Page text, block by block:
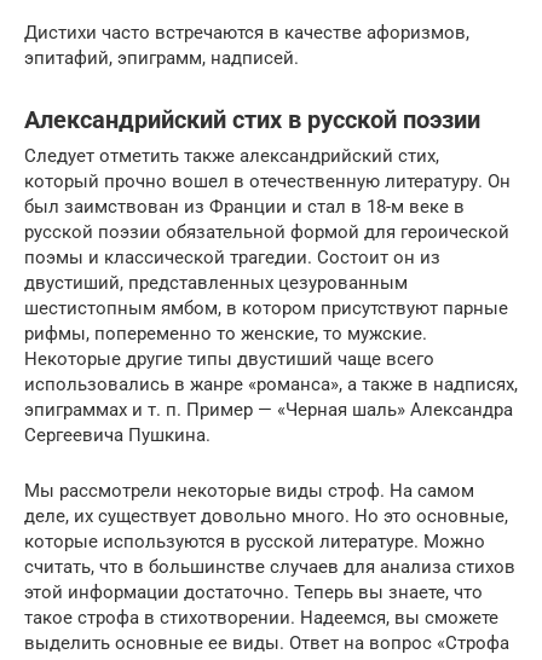
Дистихи часто встречаются в качестве афоризмов,
эпитафий, эпиграмм, надписей.
Александрийский стих в русской поэзии
Следует отметить также александрийский стих,
который прочно вошел в отечественную литературу. Он
был заимствован из Франции и стал в 18-м веке в
русской поэзии обязательной формой для героической
поэмы и классической трагедии. Состоит он из
двустиший, представленных цезурованным
шестистопным ямбом, в котором присутствуют парные
рифмы, попеременно то женские, то мужские.
Некоторые другие типы двустиший чаще всего
использовались в жанре «романса», а также в надписях,
эпиграммах и т. п. Пример — «Черная шаль» Александра
Сергеевича Пушкина.
Мы рассмотрели некоторые виды строф. На самом
деле, их существует довольно много. Но это основные,
которые используются в русской литературе. Можно
считать, что в большинстве случаев для анализа стихов
этой информации достаточно. Теперь вы знаете, что
такое строфа в стихотворении. Надеемся, вы сможете
выделить основные ее виды. Ответ на вопрос «Строфа